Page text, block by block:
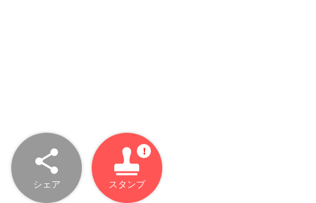
シェア スタンプ